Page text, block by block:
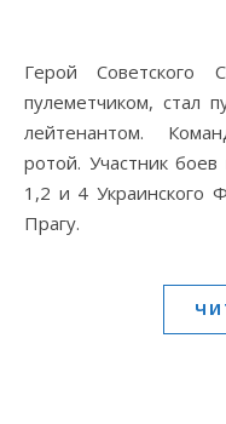
Герой Советского Союза. Начал войну рядовым
пулеметчиком, стал
лейтенантом.
ротой. Участник боев
1,2 и 4 Украинского
Прагу.